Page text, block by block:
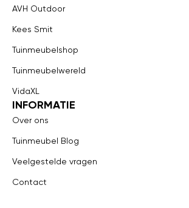
AVH Outdoor
Kees Smit
Tuinmeubelshop
Tuinmeubelwereld
VidaXL
INFORMATIE
Over ons
Tuinmeubel Blog
Veelgestelde vragen
Contact